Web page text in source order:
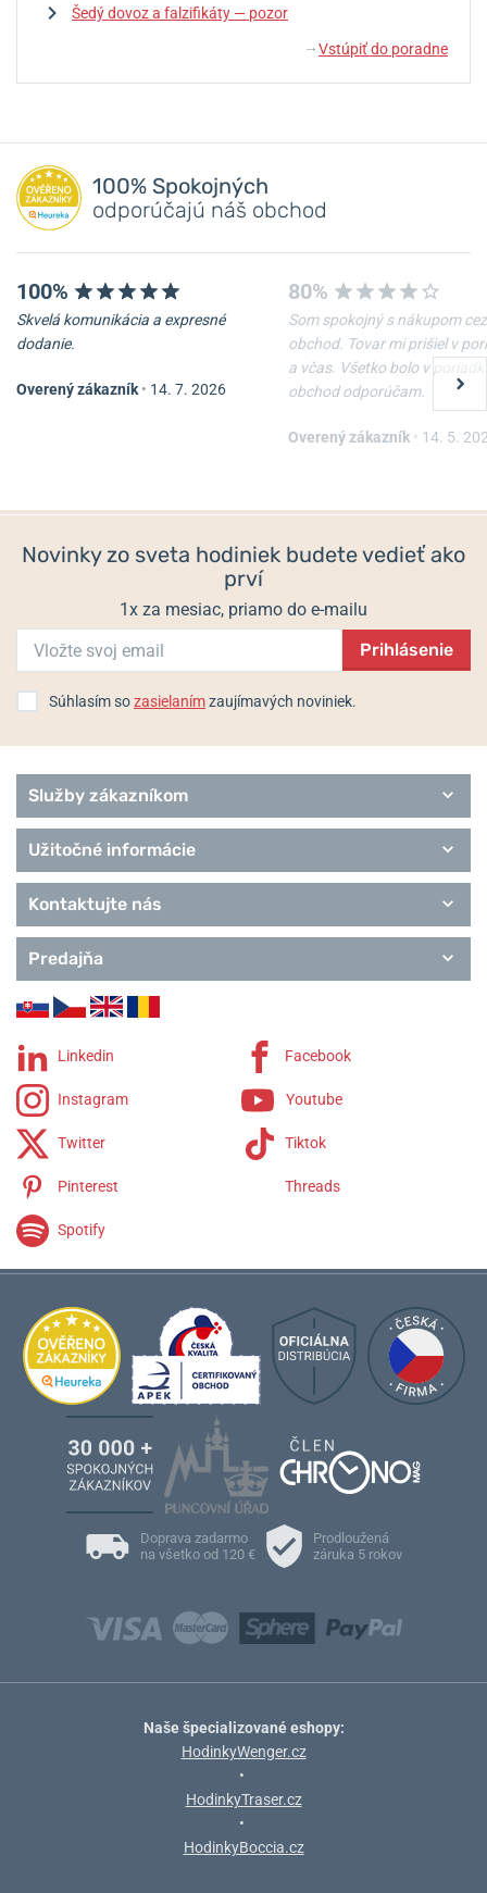
Šedý dovoz a falzifikáty — pozor
↓ Vstúpiť do poradne
100% Spokojných
odporúčajú náš obchod
100%
Skvelá komunikácia a expresné
dodanie.
Overený zákazník • 14. 7. 2026
80%
Som spokojný s nákupom cez
obchod. Tovar mi prišiel v
a včas. Všetko bolo v
obchod odporúčam.
Overený zákazník • 14. 5.
Novinky zo sveta hodiniek budete vedieť ako
prví
1x za mesiac, priamo do e-mailu
Prihlásenie
Súhlasím sozasielanímzaujímavých noviniek.
Služby zákazníkom
Užitočné informácie
Kontaktujte nás
Predajňa
Linkedin Facebook
Instagram Youtube
Twitter Tiktok
Pinterest Threads
Spotify
Doprava zadarmo
na všetko od 120 €
Prodloužená
záruka 5 rokov
Naše špecializované eshopy:
HodinkyWenger.cz
•
HodinkyTraser.cz
•
HodinkyBoccia.cz